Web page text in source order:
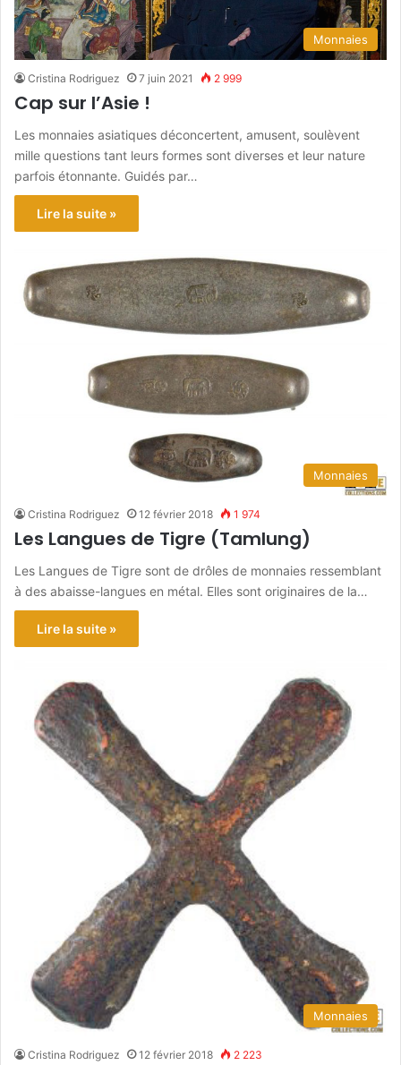
Monnaies
Cristina Rodriguez 7 juin 2021 2 999
Cap sur l’Asie !
Les monnaies asiatiques déconcertent, amusent, soulèvent
mille questions tant leurs formes sont diverses et leur nature
parfois étonnante. Guidés par…
Lire la suite »
Monnaies
Cristina Rodriguez 12 février 2018 1 974
Les Langues de Tigre (Tamlung)
Les Langues de Tigre sont de drôles de monnaies ressemblant
à des abaisse-langues en métal. Elles sont originaires de la…
Lire la suite »
Monnaies
Cristina Rodriguez 12 février 2018 2 223